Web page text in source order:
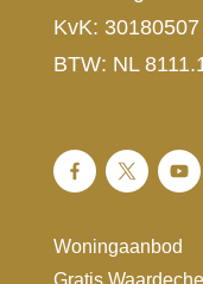
KvK: 30180507
BTW: NL
Woningaanbod
Gratis